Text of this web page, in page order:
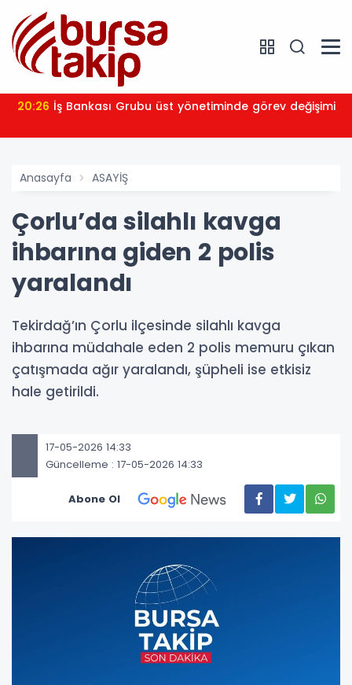
20:26 İş Bankası Grubu üst yönetiminde görev değişimi
Anasayfa ASAYİŞ
Çorlu’da silahlı kavga
ihbarına giden 2 polis
yaralandı
Tekirdağ’ın Çorlu ilçesinde silahlı kavga
ihbarına müdahale eden 2 polis memuru çıkan
çatışmada ağır yaralandı, şüpheli ise etkisiz
hale getirildi.
17-05-2026 14:33
Güncelleme : 17-05-2026 14:33
Abone Ol